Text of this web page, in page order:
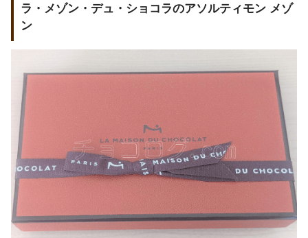
ラ・メゾン・デュ・ショコラのアソルティモン メゾ
ン